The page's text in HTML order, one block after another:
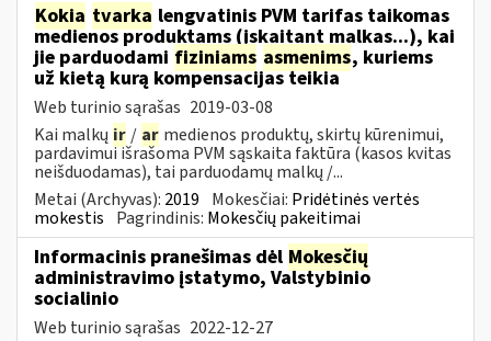
Kokia tvarka lengvatinis PVM tarifas taikomas
medienos produktams (įskaitant malkas...), kai
jie parduodami fiziniams asmenims, kuriems
už kietą kurą kompensacijas teikia
Web turinio sąrašas 2019-03-08
Kai malkų ir / ar medienos produktų, skirtų kūrenimui,
pardavimui išrašoma PVM sąskaita faktūra (kasos kvitas
neišduodamas), tai parduodamų malkų /...
Metai (Archyvas): 2019 Mokesčiai: Pridėtinės vertės
mokestis Pagrindinis: Mokesčių pakeitimai
Informacinis pranešimas dėl Mokesčių
administravimo įstatymo, Valstybinio
socialinio
Web turinio sąrašas 2022-12-27